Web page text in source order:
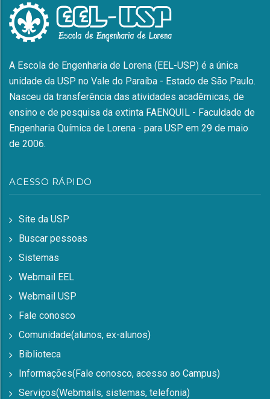
A Escola de Engenharia de Lorena (EEL-USP) é a única
unidade da USP no Vale do Paraíba - Estado de São Paulo.
Nasceu da transferência das atividades acadêmicas, de
ensino e de pesquisa da extinta FAENQUIL - Faculdade de
Engenharia Química de Lorena - para USP em 29 de maio
de 2006.
ACESSO RÁPIDO
Site da USP
Buscar pessoas
Sistemas
Webmail EEL
Webmail USP
Fale conosco
Comunidade(alunos, ex-alunos)
Biblioteca
Informações(Fale conosco, acesso ao Campus)
Serviços(Webmails, sistemas, telefonia)